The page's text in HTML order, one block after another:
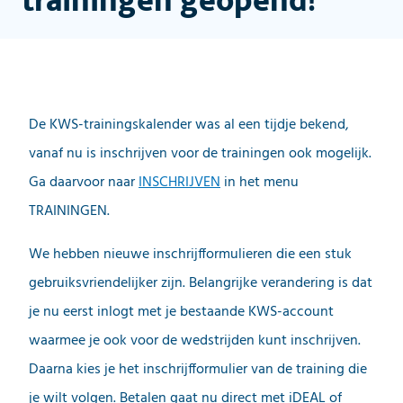
De KWS-trainingskalender was al een tijdje bekend,
vanaf nu is inschrijven voor de trainingen ook mogelijk.
Ga daarvoor naarINSCHRIJVENin het menu
TRAININGEN.
We hebben nieuwe inschrijfformulieren die een stuk
gebruiksvriendelijker zijn. Belangrijke verandering is dat
je nu eerst inlogt met je bestaande KWS-account
waarmee je ook voor de wedstrijden kunt inschrijven.
Daarna kies je het inschrijfformulier van de training die